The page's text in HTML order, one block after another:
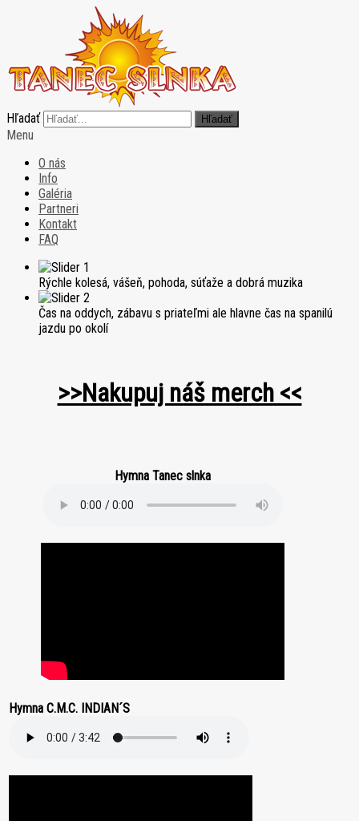
Hľadať Hľadať
Menu
O nás
Info
Galéria
Partneri
Kontakt
FAQ
Rýchle kolesá, vášeň, pohoda, súťaže a dobrá muzika
Čas na oddych, zábavu s priateľmi ale hlavne čas na spanilú
jazdu po okolí
>>Nakupuj náš merch <<
Hymna Tanec slnka
Hymna C.M.C. INDIAN´S